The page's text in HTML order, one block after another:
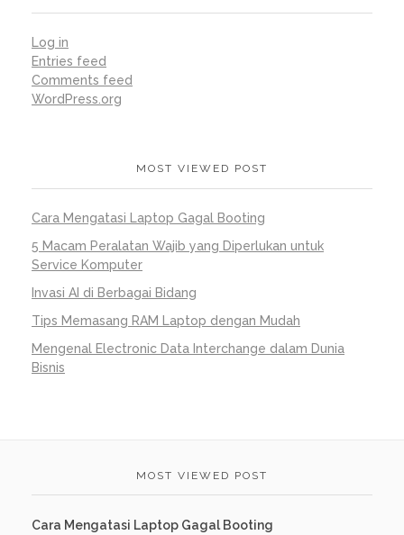
Log in
Entries feed
Comments feed
WordPress.org
MOST VIEWED POST
Cara Mengatasi Laptop Gagal Booting
5 Macam Peralatan Wajib yang Diperlukan untuk
Service Komputer
Invasi AI di Berbagai Bidang
Tips Memasang RAM Laptop dengan Mudah
Mengenal Electronic Data Interchange dalam Dunia
Bisnis
MOST VIEWED POST
Cara Mengatasi Laptop Gagal Booting